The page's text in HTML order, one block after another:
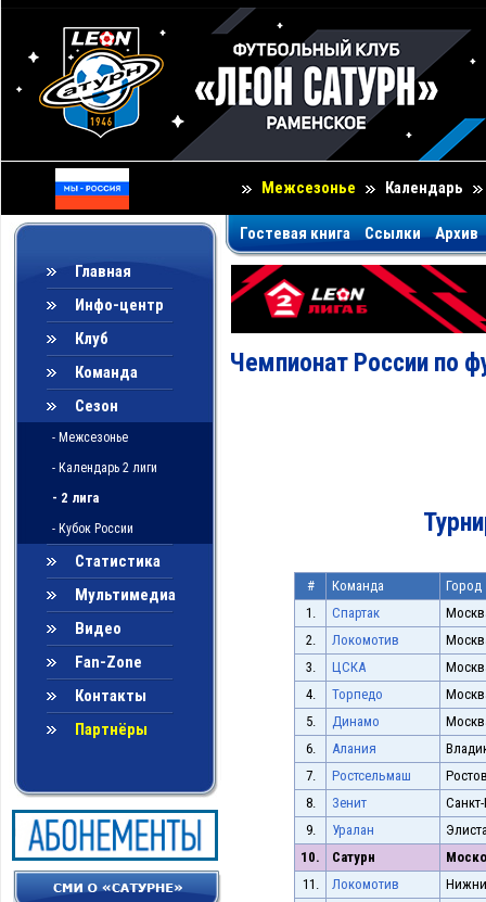
Межсезонье Календарь
Главная
Инфо-центр
Клуб
Команда
Сезон
- Межсезонье
- Календарь 2 лиги
- 2 лига
- Кубок России
Статистика
Мультимедиа
Видео
Fan-Zone
Контакты
Партнёры
Гостевая книга Ссылки Архив
Чемпионат России по
# Команда
Город
1.
Спартак
2.
Локомотив
3.
ЦСКА
4.
Торпедо
5.
Динамо
6.
Алания
7.
Ростсельмаш
8.
Зенит
Санкт-
9.
Уралан
10.
Сатурн
11.
Локомотив